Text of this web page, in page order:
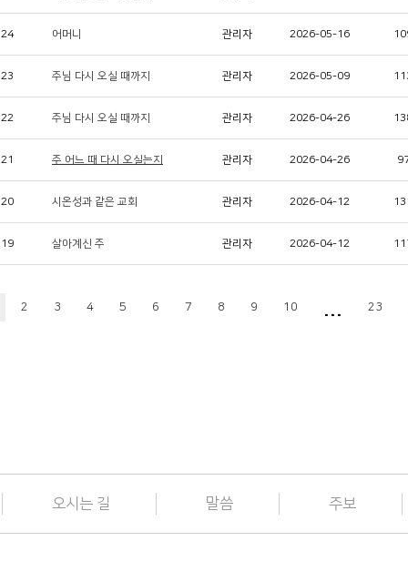
어머니 관리자 2026-05-16
주님 다시 오실 때까지 관리자 2026-05-09
주님 다시 오실 때까지 관리자 2026-04-26
주 어느 때 다시 오실는지 관리자 2026-04-26
시온성과 같은 교회 관리자 2026-04-12
살아계신 주 관리자 2026-04-12
2 3 4 5 6 7 8 9 10 ... 23
오시는 길 말씀 주보